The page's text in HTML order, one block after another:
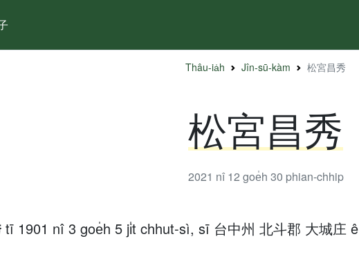
Thâu-ia̍h Jîn-sū-kàm 松宮昌秀
松宮昌秀
2021 nî 12 goe̍h 30 phian-chhip
tī 1901 nî 3 goe̍h 5 ji̍t chhut-sì, sī 台中州 北斗郡 大城庄 ê